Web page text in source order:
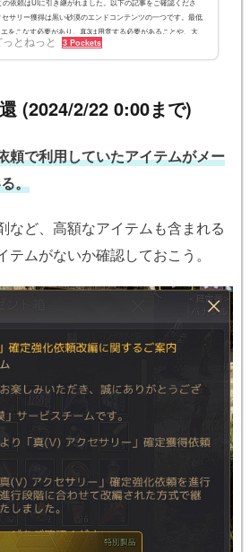
の依頼はUIに引き継がれました。以下の記事をご確認くださ
サリー獲得は黒い砂漠のエンドコンテンツの一つです。最低
をこなす必要があり、真3は用意する必要があることや、大
片や魔力の破片が必要になっているので、進行するかは必要材
て検討する必要があります。※2022/12/14 依頼で獲得できる
とねっと 3 Pockets
(2024/2/22 0:00まで)
頼で利用していたアイテムがメー
。
など、高額なアイテムも含まれる
ムがないか確認しておこう。